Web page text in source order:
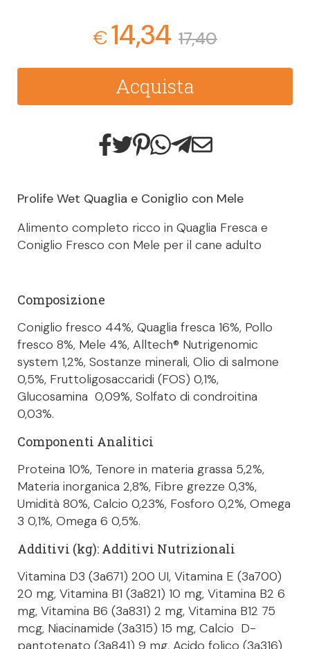
€14,34 17,40
Acquista
Prolife Wet Quaglia e Coniglio con Mele
Alimento completo ricco in Quaglia Fresca e
Coniglio Fresco con Mele per il cane adulto
Composizione
Coniglio fresco 44%, Quaglia fresca 16%, Pollo
fresco 8%, Mele 4%, Alltech® Nutrigenomic
system 1,2%, Sostanze minerali, Olio di salmone
0,5%, Fruttoligosaccaridi (FOS) 0,1%,
Glucosamina 0,09%, Solfato di condroitina
0,03%.
Componenti Analitici
Proteina 10%, Tenore in materia grassa 5,2%,
Materia inorganica 2,8%, Fibre grezze 0,3%,
Umidità 80%, Calcio 0,23%, Fosforo 0,2%, Omega
3 0,1%, Omega 6 0,5%.
Additivi (kg): Additivi Nutrizionali
Vitamina D3 (3a671) 200 UI, Vitamina E (3a700)
20 mg, Vitamina B1 (3a821) 10 mg, Vitamina B2 6
mg, Vitamina B6 (3a831) 2 mg, Vitamina B12 75
mcg, Niacinamide (3a315) 15 mg, Calcio D-
pantotenato (3a841) 9 mg, Acido folico (3a316)